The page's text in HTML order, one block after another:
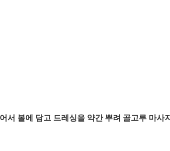
서 볼에 담고 드레싱을 약간 뿌려 골고루 마사지